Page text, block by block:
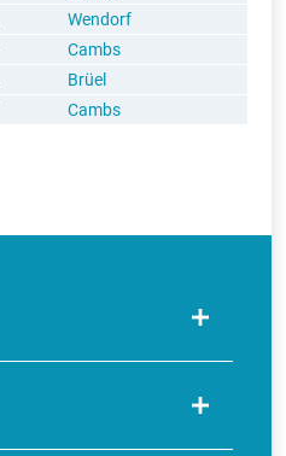
Wendorf
Cambs
Brüel
Cambs